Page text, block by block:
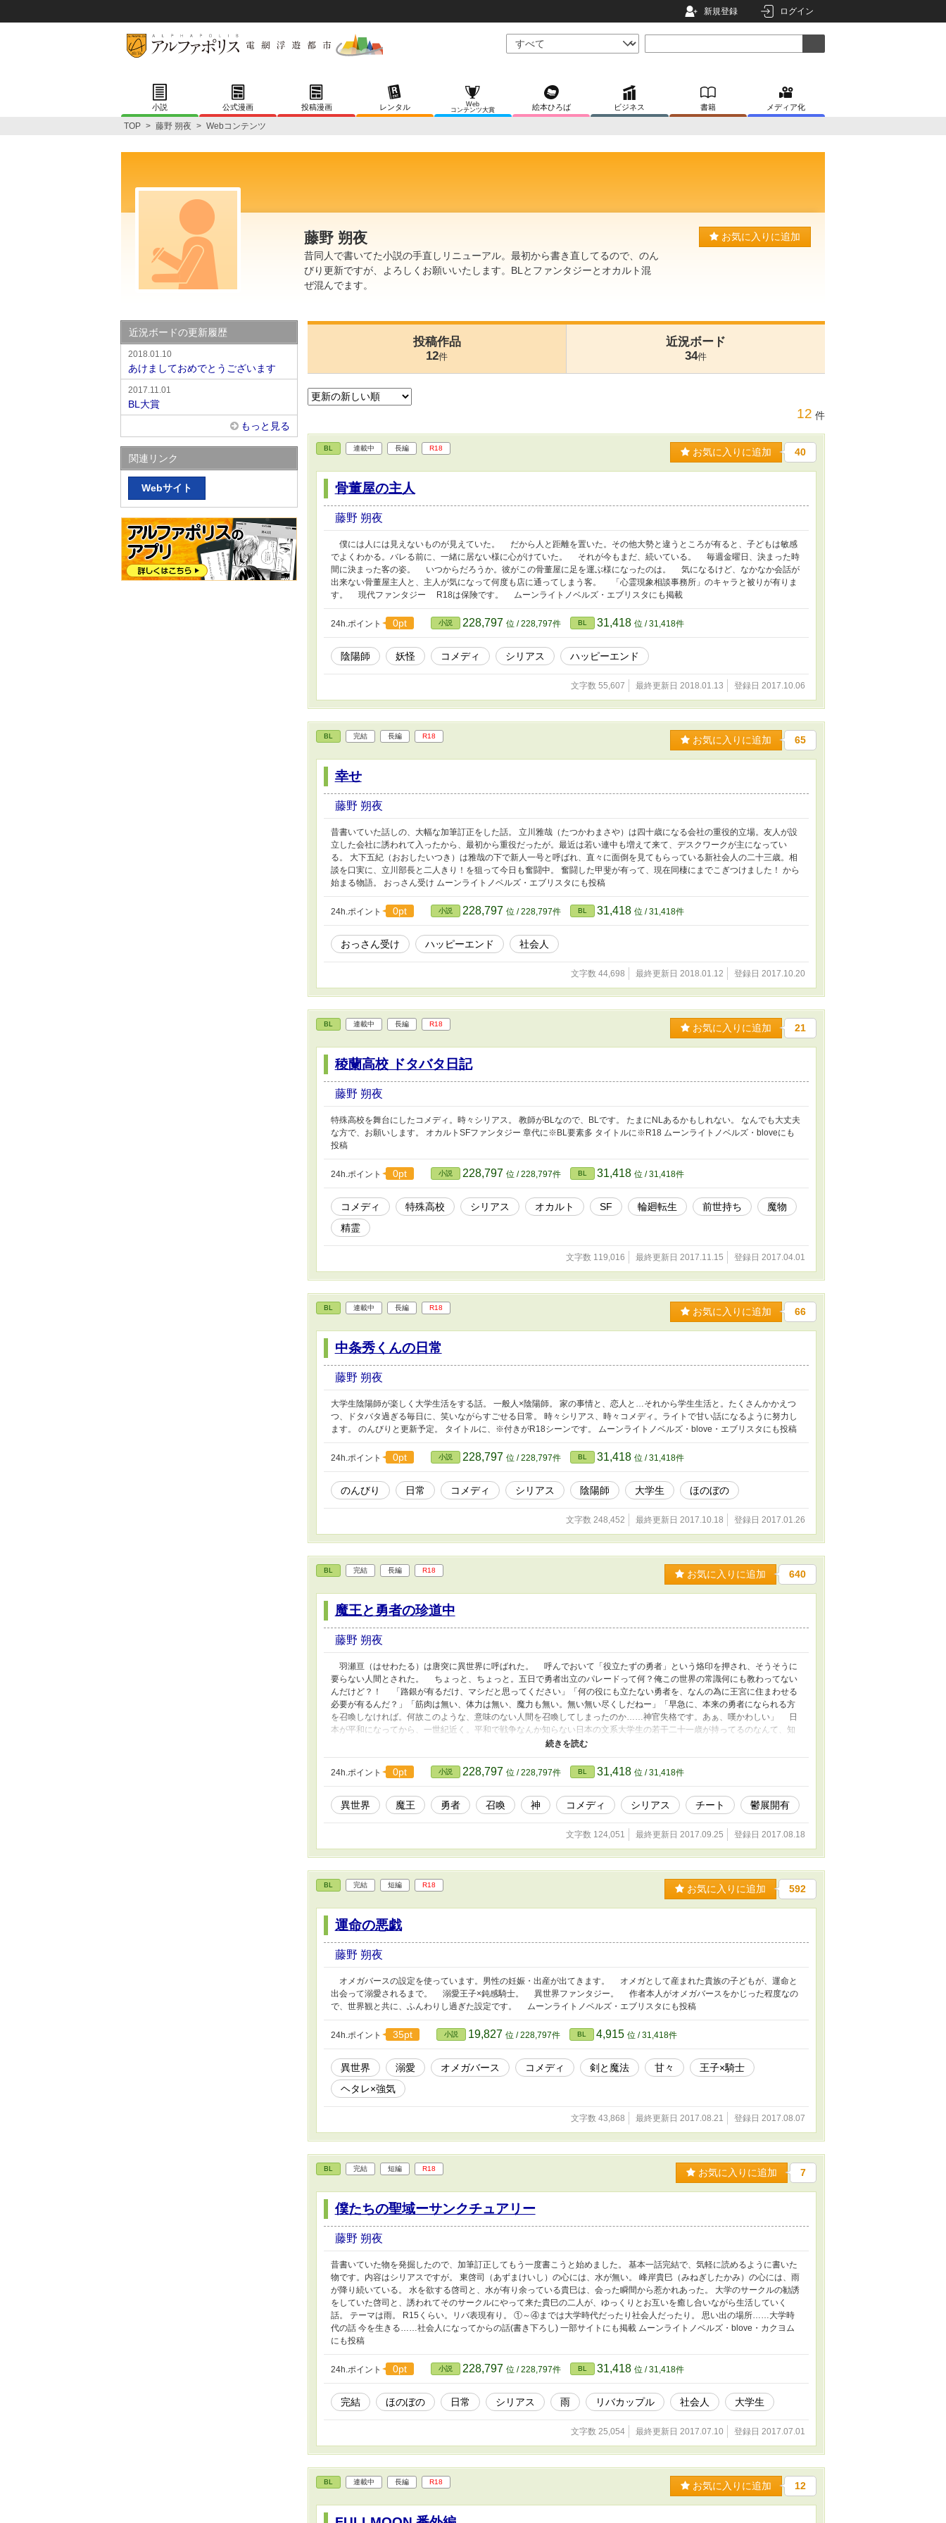
新規登録 ログイン
小説 公式漫画 投稿漫画 レンタル
Web
コンテンツ大賞
絵本ひろば ビジネス 書籍 メディア化
TOP > 藤野 朔夜 > Webコンテンツ
藤野 朔夜
昔同人で書いてた小説の手直しリニューアル。最初から書き直してるので、のん
びり更新ですが、よろしくお願いいたします。BLとファンタジーとオカルト混
ぜ混んでます。
お気に入りに追加
投稿作品
12件
近況ボード
34件
12 件
BL 連載中 長編 R18 お気に入りに追加 40
骨董屋の主人
藤野 朔夜
僕には人には見えないものが見えていた。 だから人と距離を置いた。その他大勢と違うところが有ると、子どもは敏感
でよくわかる。バレる前に、一緒に居ない様に心がけていた。 それが今もまだ、続いている。 毎週金曜日、決まった時
間に決まった客の姿。 いつからだろうか。彼がこの骨董屋に足を運ぶ様になったのは。 気になるけど、なかなか会話が
出来ない骨董屋主人と、主人が気になって何度も店に通ってしまう客。 「心霊現象相談事務所」のキャラと被りが有りま
す。 現代ファンタジー R18は保険です。 ムーンライトノベルズ・エブリスタにも掲載
24h.ポイント 0pt 小説 228,797 位 / 228,797件 BL 31,418 位 / 31,418件
陰陽師 妖怪 コメディ シリアス ハッピーエンド
文字数 55,607 最終更新日 2018.01.13 登録日 2017.10.06
BL 完結 長編 R18 お気に入りに追加 65
幸せ
藤野 朔夜
昔書いていた話しの、大幅な加筆訂正をした話。 立川雅哉（たつかわまさや）は四十歳になる会社の重役的立場。友人が設
立した会社に誘われて入ったから、最初から重役だったが。最近は若い連中も増えて来て、デスクワークが主になってい
る。 大下五紀（おおしたいつき）は雅哉の下で新人一号と呼ばれ、直々に面倒を見てもらっている新社会人の二十三歳。相
談を口実に、立川部長と二人きり！を狙って今日も奮闘中。 奮闘した甲斐が有って、現在同棲にまでこぎつけました！ から
始まる物語。 おっさん受け ムーンライトノベルズ・エブリスタにも投稿
24h.ポイント 0pt 小説 228,797 位 / 228,797件 BL 31,418 位 / 31,418件
おっさん受け ハッピーエンド 社会人
文字数 44,698 最終更新日 2018.01.12 登録日 2017.10.20
BL 連載中 長編 R18 お気に入りに追加 21
稜蘭高校 ドタバタ日記
藤野 朔夜
特殊高校を舞台にしたコメディ。時々シリアス。 教師がBLなので、BLです。 たまにNLあるかもしれない。 なんでも大丈夫
な方で、お願いします。 オカルトSFファンタジー 章代に※BL要素多 タイトルに※R18 ムーンライトノベルズ・bloveにも
投稿
24h.ポイント 0pt 小説 228,797 位 / 228,797件 BL 31,418 位 / 31,418件
コメディ 特殊高校 シリアス オカルト SF 輪廻転生 前世持ち
魔物
精霊
文字数 119,016 最終更新日 2017.11.15 登録日 2017.04.01
BL 連載中 長編 R18 お気に入りに追加 66
中条秀くんの日常
藤野 朔夜
大学生陰陽師が楽しく大学生活をする話。 一般人×陰陽師。 家の事情と、恋人と…それから学生生活と。たくさんかかえつ
つ、ドタバタ過ぎる毎日に、笑いながらすごせる日常。 時々シリアス、時々コメディ。ライトで甘い話になるように努力し
ます。 のんびりと更新予定。 タイトルに、※付きがR18シーンです。 ムーンライトノベルズ・blove・エブリスタにも投稿
24h.ポイント 0pt 小説 228,797 位 / 228,797件 BL 31,418 位 / 31,418件
のんびり 日常 コメディ シリアス 陰陽師 大学生 ほのぼの
文字数 248,452 最終更新日 2017.10.18 登録日 2017.01.26
BL 完結 長編 R18 お気に入りに追加 640
魔王と勇者の珍道中
藤野 朔夜
羽瀬亘（はせわたる）は唐突に異世界に呼ばれた。 呼んでおいて「役立たずの勇者」という烙印を押され、そうそうに
要らない人間とされた。 ちょっと、ちょっと。五日で勇者出立のパレードって何？俺この世界の常識何にも教わってない
んだけど？！ 「路銀が有るだけ、マシだと思ってください」「何の役にも立たない勇者を、なんの為に王宮に住まわせる
必要が有るんだ？」「筋肉は無い、体力は無い、魔力も無い。無い無い尽くしだねー」「早急に、本来の勇者になられる方
を召喚しなければ。何故このような、意味のない人間を召喚してしまったのか……神官失格です。あぁ、嘆かわしい」 日
本が平和になってから、一世紀近く。平和で戦争なんか知らない日本の文系大学生の若干二十一歳が持ってるのなんて、知
識だけだよ！！そんな日本の知識も常識も、この世界じゃ何の役にも立たないってわかってる。わかってるから、とりあえ
ず、付け焼刃の五日間だけ基礎体力作りしただけで、放り出さないで！ え、何それ。俺この世界で、夜盗とか盗賊とかに
襲われて、すぐに死ねと？！役立たずって言われても文句言わないから、せめて日本に帰してくれー！！ 叫び空しく放り
出された亘。 明日はどっち？！ 魔王×勇者 異世界転移ファンタジー 残酷・流血表現注意 R１８ 鬱展開少々有
24h.ポイント 0pt 小説 228,797 位 / 228,797件 BL 31,418 位 / 31,418件
異世界 魔王 勇者 召喚 神 コメディ シリアス チート 鬱展開有
文字数 124,051 最終更新日 2017.09.25 登録日 2017.08.18
BL 完結 短編 R18 お気に入りに追加 592
運命の悪戯
藤野 朔夜
オメガバースの設定を使っています。男性の妊娠・出産が出てきます。 オメガとして産まれた貴族の子どもが、運命と
出会って溺愛されるまで。 溺愛王子×鈍感騎士。 異世界ファンタジー。 作者本人がオメガバースをかじった程度なの
で、世界観と共に、ふんわりし過ぎた設定です。 ムーンライトノベルズ・エブリスタにも投稿
24h.ポイント 35pt 小説 19,827 位 / 228,797件 BL 4,915 位 / 31,418件
異世界 溺愛 オメガバース コメディ 剣と魔法 甘々
王子×騎士
ヘタレ×強気
文字数 43,868 最終更新日 2017.08.21 登録日 2017.08.07
BL 完結 短編 R18 お気に入りに追加 7
僕たちの聖域ーサンクチュアリー
藤野 朔夜
昔書いていた物を発掘したので、加筆訂正してもう一度書こうと始めました。 基本一話完結で、気軽に読めるように書いた
物です。内容はシリアスですが。 東啓司（あずまけいし）の心には、水が無い。 峰岸貴巳（みねぎしたかみ）の心には、雨
が降り続いている。 水を欲する啓司と、水が有り余っている貴巳は、会った瞬間から惹かれあった。 大学のサークルの勧誘
をしていた啓司と、誘われてそのサークルにやって来た貴巳の二人が、ゆっくりとお互いを癒し合いながら生活していく
話。 テーマは雨。 R15くらい。リバ表現有り。 ①～④までは大学時代だったり社会人だったり。 思い出の場所……大学時
代の話 今を生きる……社会人になってからの話(書き下ろし) 一部サイトにも掲載 ムーンライトノベルズ・blove・カクヨム
にも投稿
24h.ポイント 0pt 小説 228,797 位 / 228,797件 BL 31,418 位 / 31,418件
完結 ほのぼの 日常 シリアス 雨 リバカップル 社会人 大学生
文字数 25,054 最終更新日 2017.07.10 登録日 2017.07.01
BL 連載中 長編 R18 お気に入りに追加 12
近況ボードの更新履歴
2018.01.10
あけましておめでとうございます
2017.11.01
BL大賞
もっと見る
関連リンク
Webサイト